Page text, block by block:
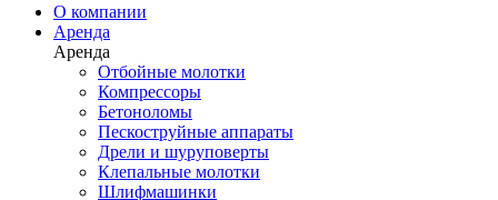
О компании
Аренда
Аренда
Отбойные молотки
Компрессоры
Бетоноломы
Пескоструйные аппараты
Дрели и шуруповерты
Клепальные молотки
Шлифмашинки